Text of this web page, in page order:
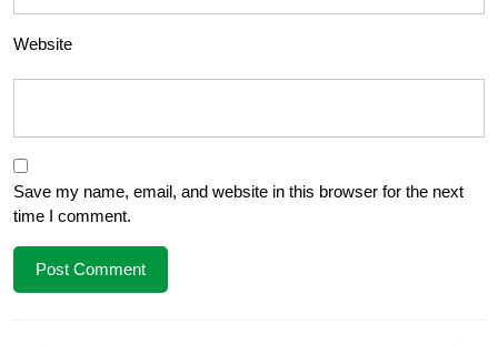
Website
Save my name, email, and website in this browser for the next
time I comment.